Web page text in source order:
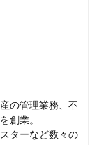
の管理業務、不
創業。
ターなど数々の